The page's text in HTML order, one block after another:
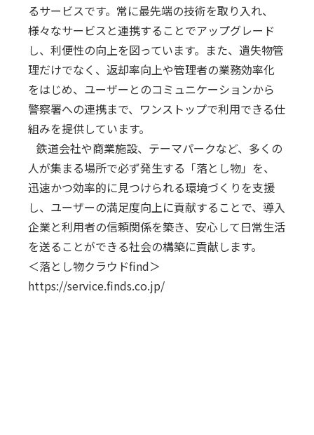
るサービスです。常に最先端の技術を取り入れ、
様々なサービスと連携することでアップグレード
し、利便性の向上を図っています。また、遺失物管
理だけでなく、返却率向上や管理者の業務効率化
をはじめ、ユーザーとのコミュニケーションから
警察署への連携まで、ワンストップで利用できる仕
組みを提供しています。
鉄道会社や商業施設、テーマパークなど、多くの
人が集まる場所で必ず発生する「落とし物」を、
迅速かつ効率的に見つけられる環境づくりを支援
し、ユーザーの満足度向上に貢献することで、導入
企業と利用者の信頼関係を築き、安心して日常生活
を送ることができる社会の構築に貢献します。
＜落とし物クラウドfind＞
https://service.finds.co.jp/